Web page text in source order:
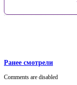
Ранее смотрели
Comments are disabled